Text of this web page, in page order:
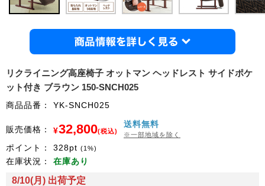
リクライニング高座椅子 オットマン ヘッドレスト サイドポケ
ット付き ブラウン 150-SNCH025
商品品番： YK-SNCH025
販売価格： ¥32,800(税込)
送料無料
※一部地域を除く
ポイント： 328pt (1%)
在庫状況： 在庫あり
8/10(月) 出荷予定